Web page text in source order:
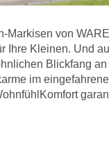
Markisen von
Ihre Kleinen. Und
Blickfang an
im